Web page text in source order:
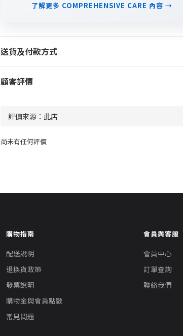
了解更多 COMPREHENSIVE CARE 內容 →
送貨及付款方式
顧客評價
尚未有任何評價
購物指南
配送說明
退換貨政策
發票說明
購物金與會員點數
常見問題
會員與客服
會員中心
訂單查詢
聯絡我們